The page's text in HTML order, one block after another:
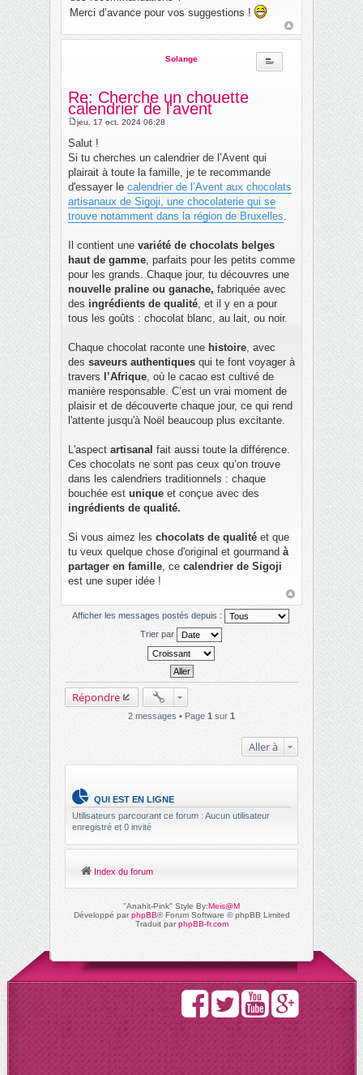
Merci d’avance pour vos suggestions !
Solange
Re: Cherche un chouette
calendrier de l'avent
M
e
s
g
e
jeu. 17 oct. 2024 06:28
Salut !
Si tu cherches un calendrier de l’Avent qui
plairait à toute la famille, je te recommande
d'essayer le calendrier de l’Avent aux chocolats
artisanaux de Sigoji, une chocolaterie qui se
trouve notamment dans la région de Bruxelles.
Il contient une variété de chocolats belges
haut de gamme, parfaits pour les petits comme
pour les grands. Chaque jour, tu découvres une
nouvelle praline ou ganache, fabriquée avec
des ingrédients de qualité, et il y en a pour
tous les goûts : chocolat blanc, au lait, ou noir.
Chaque chocolat raconte une histoire, avec
des saveurs authentiques qui te font voyager à
travers
l’Afrique, où le cacao est cultivé de
manière responsable. C’est un vrai moment de
plaisir et de découverte chaque jour, ce qui rend
l'attente jusqu'à Noël beaucoup plus excitante.
L'aspect artisanal fait aussi toute la différence.
Ces chocolats ne sont pas ceux qu’on trouve
dans les calendriers traditionnels : chaque
bouchée est unique et conçue avec des
ingrédients de qualité.
Si vous aimez les chocolats de qualité et que
tu veux quelque chose d'original et gourmand à
partager en famille, ce calendrier de Sigoji
est une super idée !
Afficher les messages postés depuis :
Trier par
Répondre
2 messages • Page 1 sur 1
Aller à
QUI EST EN LIGNE
Utilisateurs parcourant ce forum : Aucun utilisateur
enregistré et 0 invité
Index du forum
"Anahit-Pink" Style By:Meis@M
Développé parphpBB® Forum Software © phpBB Limited
Traduit parphpBB-fr.com